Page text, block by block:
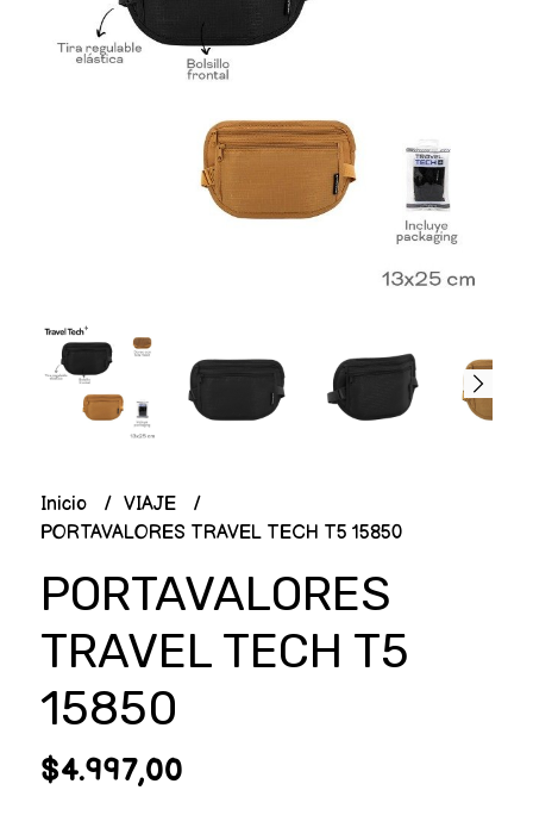
Inicio
VIAJE
PORTAVALORES TRAVEL TECH T5 15850
PORTAVALORES
TRAVEL TECH T5
15850
$4.997,00